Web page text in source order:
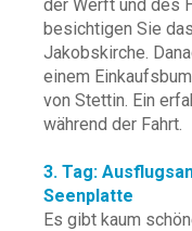
der Werft und des
besichtigen Sie
Jakobskirche.
einem
von Stettin. Ein
während der Fahrt.
3. Tag:
Seenplatte
Es gibt kaum